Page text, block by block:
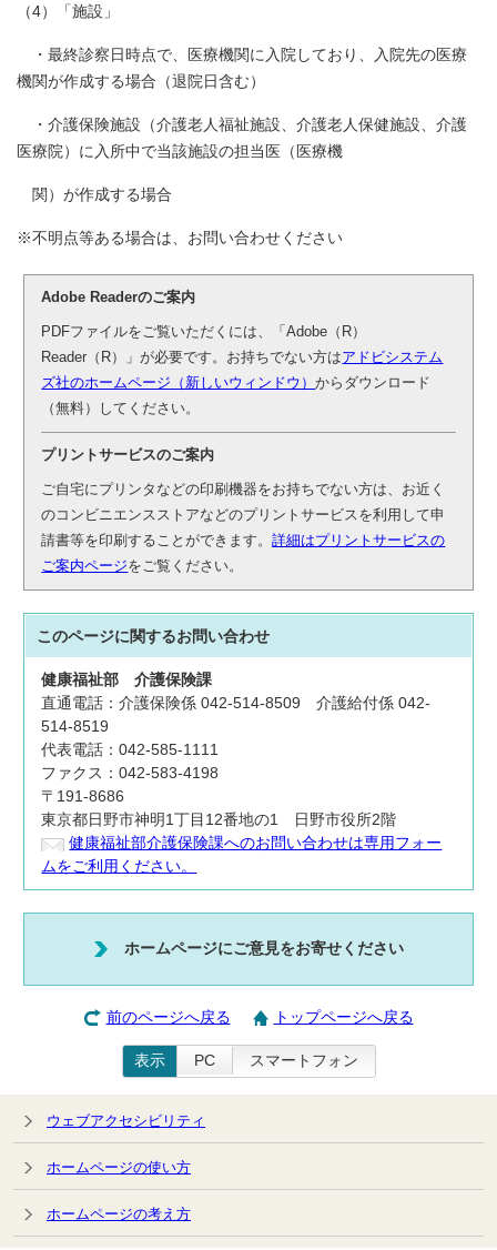
（4）「施設」
・最終診察日時点で、医療機関に入院しており、入院先の医療
機関が作成する場合（退院日含む）
・介護保険施設（介護老人福祉施設、介護老人保健施設、介護
医療院）に入所中で当該施設の担当医（医療機
関）が作成する場合
※不明点等ある場合は、お問い合わせください
Adobe Readerのご案内
PDFファイルをご覧いただくには、「Adobe（R）
Reader（R）」が必要です。お持ちでない方はアドビシステム
ズ社のホームページ（新しいウィンドウ）からダウンロード
（無料）してください。
プリントサービスのご案内
ご自宅にプリンタなどの印刷機器をお持ちでない方は、お近く
のコンビニエンスストアなどのプリントサービスを利用して申
請書等を印刷することができます。詳細はプリントサービスの
ご案内ページをご覧ください。
このページに関するお問い合わせ
健康福祉部介護保険課
直通電話：介護保険係 042-514-8509 介護給付係 042-
514-8519
代表電話：042-585-1111
ファクス：042-583-4198
〒191-8686
東京都日野市神明1丁目12番地の1 日野市役所2階
健康福祉部介護保険課へのお問い合わせは専用フォー
ムをご利用ください。
ホームページにご意見をお寄せください
前のページへ戻る トップページへ戻る
表示 PC スマートフォン
ウェブアクセシビリティ
ホームページの使い方
ホームページの考え方